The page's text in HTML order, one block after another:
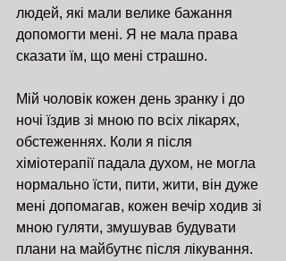
людей, які мали велике бажання
допомогти мені. Я не мала права
сказати їм, що мені страшно.
Мій чоловік кожен день зранку і до
ночі їздив зі мною по всіх лікарях,
обстеженнях. Коли я після
хіміотерапії падала духом, не могла
нормально їсти, пити, жити, він дуже
мені допомагав, кожен вечір ходив зі
мною гуляти, змушував будувати
плани на майбутнє після лікування.